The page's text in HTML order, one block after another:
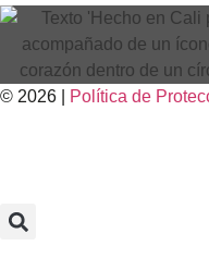
© 2026 | Política de